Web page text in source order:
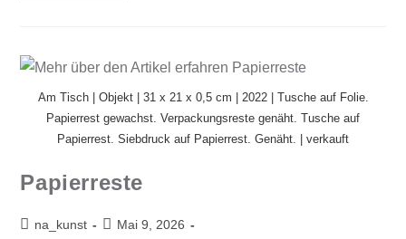
Am Tisch | Objekt | 31 x 21 x 0,5 cm | 2022 | Tusche auf Folie.
Papierrest gewachst. Verpackungsreste genäht. Tusche auf
Papierrest. Siebdruck auf Papierrest. Genäht. | verkauft
Papierreste
na_kunst
Mai 9, 2026